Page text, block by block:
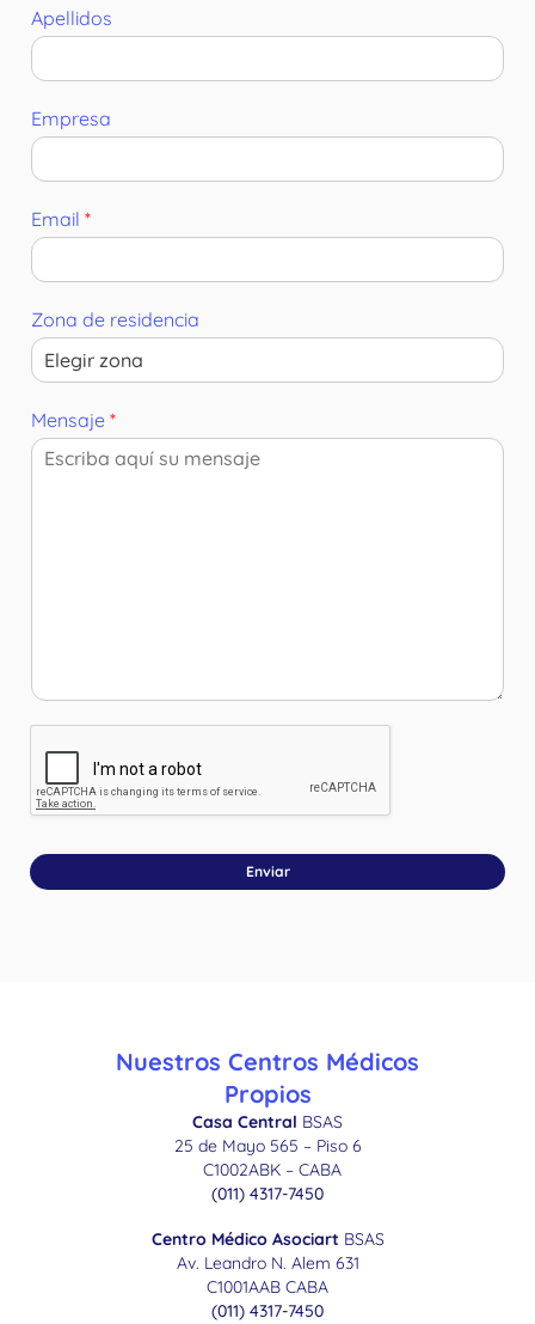
Apellidos
Empresa
Email *
Zona de residencia
Mensaje *
Enviar
Nuestros Centros Médicos
Propios
Casa Central BSAS
25 de Mayo 565 – Piso 6
C1002ABK – CABA
(011) 4317-7450
Centro Médico Asociart BSAS
Av. Leandro N. Alem 631
C1001AAB CABA
(011) 4317-7450